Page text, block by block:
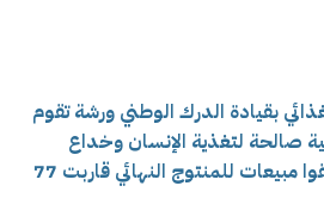
بقيادة الدرك الوطني ورشة تقوم
صالحة لتغذية الإنسان وخداع
مبيعات للمنتوج النهائي قاربت 77